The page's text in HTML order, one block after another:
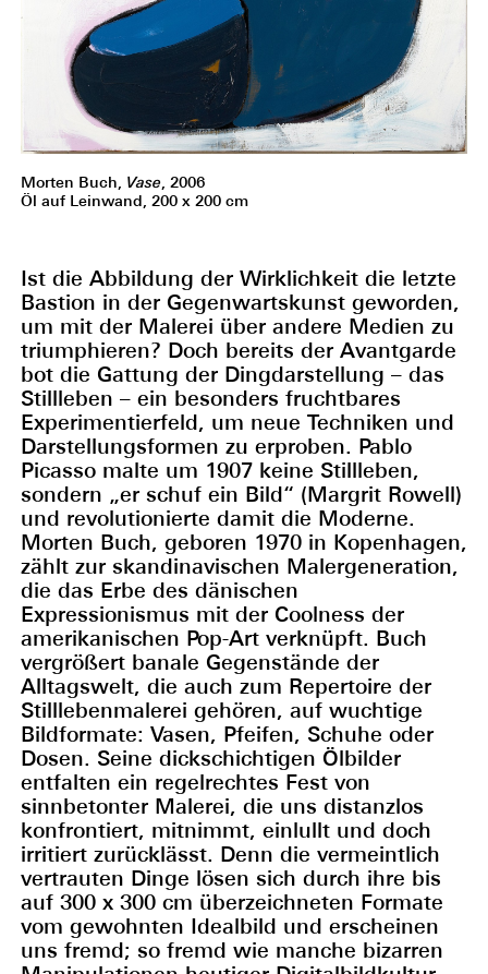
Morten Buch, Vase, 2006
Öl auf Leinwand, 200 x 200 cm
Ist die Abbildung der Wirklichkeit die letzte
Bastion in der Gegenwartskunst geworden,
um mit der Malerei über andere Medien zu
triumphieren? Doch bereits der Avantgarde
bot die Gattung der Dingdarstellung – das
Stillleben – ein besonders fruchtbares
Experimentierfeld, um neue Techniken und
Darstellungsformen zu erproben. Pablo
Picasso malte um 1907 keine Stillleben,
sondern „er schuf ein Bild“ (Margrit Rowell)
und revolutionierte damit die Moderne.
Morten Buch, geboren 1970 in Kopenhagen,
zählt zur skandinavischen Malergeneration,
die das Erbe des dänischen
Expressionismus mit der Coolness der
amerikanischen Pop-Art verknüpft. Buch
vergrößert banale Gegenstände der
Alltagswelt, die auch zum Repertoire der
Stilllebenmalerei gehören, auf wuchtige
Bildformate: Vasen, Pfeifen, Schuhe oder
Dosen. Seine dickschichtigen Ölbilder
entfalten ein regelrechtes Fest von
sinnbetonter Malerei, die uns distanzlos
konfrontiert, mitnimmt, einlullt und doch
irritiert zurücklässt. Denn die vermeintlich
vertrauten Dinge lösen sich durch ihre bis
auf 300 x 300 cm überzeichneten Formate
vom gewohnten Idealbild und erscheinen
uns fremd; so fremd wie manche bizarren